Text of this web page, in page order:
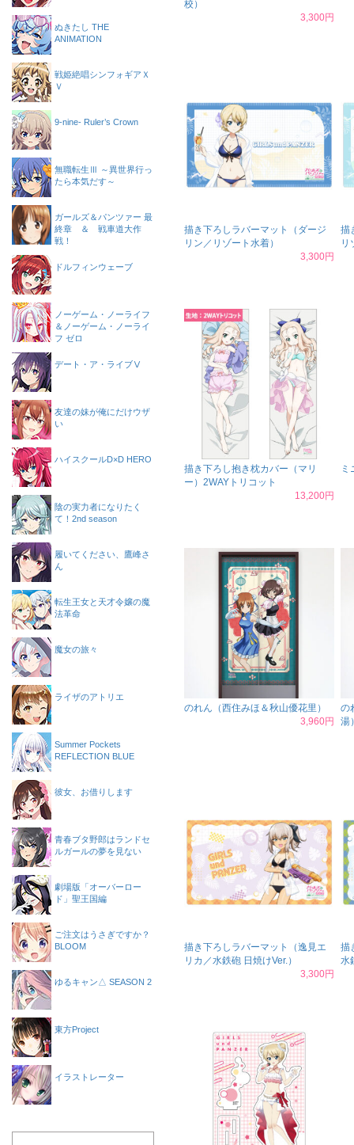
校）
3,300円
描き下ろしラバーマット（ダージ
リン／リゾート水着）
3,300円
描
リ
描き下ろし抱き枕カバー（マリ
ー）2WAYトリコット
13,200円
ミ
のれん（西住みほ＆秋山優花里）
3,960円
の
湯
描き下ろしラバーマット（逸見エ
リカ／水鉄砲 日焼けVer.）
3,300円
描
水
ぬきたし THE
ANIMATION
戦姫絶唱シンフォギアＸ
Ｖ
9-nine- Ruler’s Crown
無職転生Ⅲ ～異世界行っ
たら本気だす～
ガールズ＆パンツァー 最
終章 ＆ 戦車道大作
戦！
ドルフィンウェーブ
ノーゲーム・ノーライフ
＆ノーゲーム・ノーライ
フ ゼロ
デート・ア・ライブⅤ
友達の妹が俺にだけウザ
い
ハイスクールD×D HERO
陰の実力者になりたく
て！2nd season
履いてください、鷹峰さ
ん
転生王女と天才令嬢の魔
法革命
魔女の旅々
ライザのアトリエ
Summer Pockets
REFLECTION BLUE
彼女、お借りします
青春ブタ野郎はランドセ
ルガールの夢を見ない
劇場版「オーバーロー
ド」聖王国編
ご注文はうさぎですか？
BLOOM
ゆるキャン△ SEASON 2
東方Project
イラストレーター